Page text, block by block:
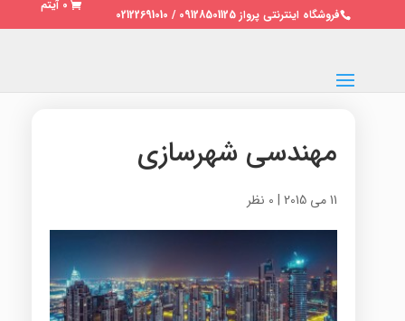
فروشگاه اینترنتی پرواز 09128501125 / 02122691010
0 آیتم
مهندسی شهرسازی
11 می 2015 | 0 نظر